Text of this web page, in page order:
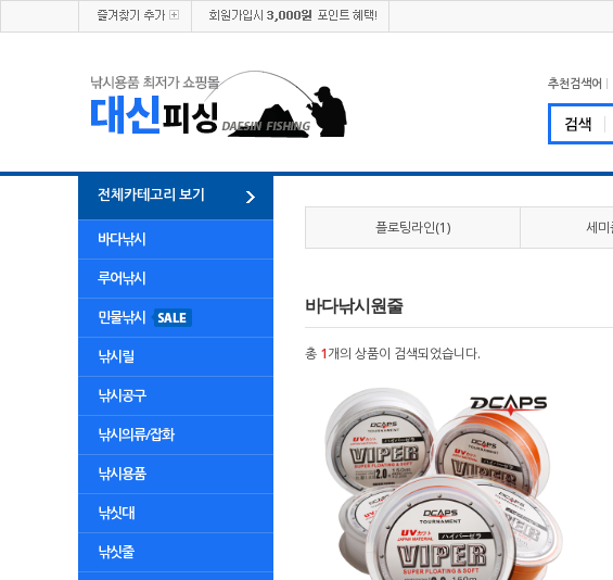
추천검색어
전체카테고리 보기
바다낚시
루어낚시
민물낚시
낚시릴
낚시공구
낚시의류/잡화
낚시용품
낚싯대
낚싯줄
플로팅라인(1) 세미
바다낚시원줄
총 1개의 상품이 검색되었습니다.